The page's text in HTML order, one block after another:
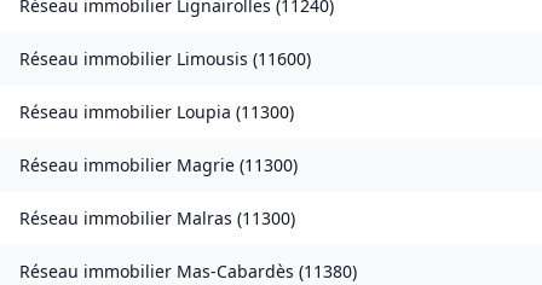
Réseau immobilier Lignairolles (11240)
Réseau immobilier Limousis (11600)
Réseau immobilier Loupia (11300)
Réseau immobilier Magrie (11300)
Réseau immobilier Malras (11300)
Réseau immobilier Mas-Cabardès (11380)